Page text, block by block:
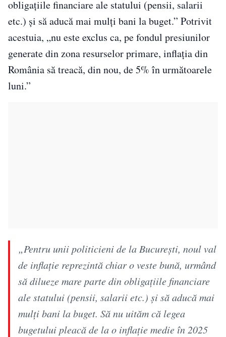
obligațiile financiare ale statului (pensii, salarii
etc.) și să aducă mai mulți bani la buget.” Potrivit
acestuia, „nu este exclus ca, pe fondul presiunilor
generate din zona resurselor primare, inflația din
România să treacă, din nou, de 5% în următoarele
luni.”
„Pentru unii politicieni de la Bucureşti, noul val
de inflaţie reprezintă chiar o veste bună, urmând
să dilueze mare parte din obligaţiile financiare
ale statului (pensii, salarii etc.) şi să aducă mai
mulţi bani la buget. Să nu uităm că legea
bugetului pleacă de la o inflaţie medie în 2025